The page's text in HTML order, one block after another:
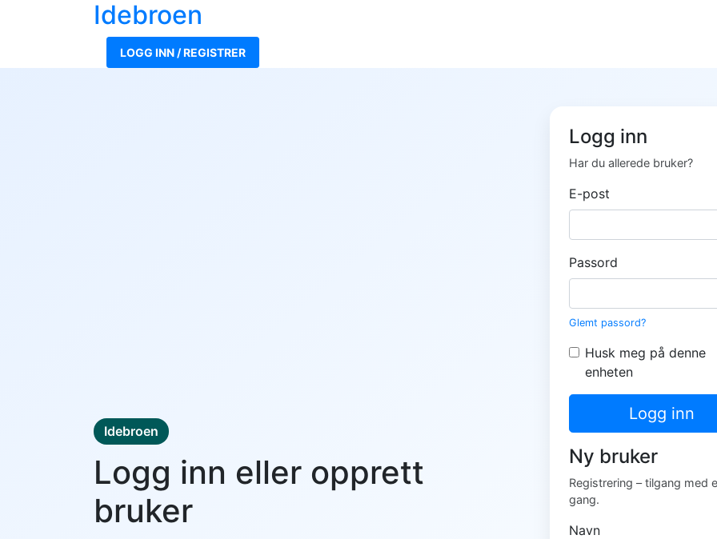
Idebroen
LOGG INN / REGISTRER
Idebroen
Logg inn eller opprett
bruker
Logg inn
Har du allerede bruker?
E-post
Passord
Glemt passord?
Husk meg på denne
enheten
Logg inn
Ny bruker
Registrering – tilgang med
gang.
Navn